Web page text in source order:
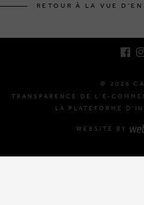
RETOUR À LA VUE
© 2026
TRANSPARENCE DE L'E-
LA PLATEFORME
WEBSITE BY